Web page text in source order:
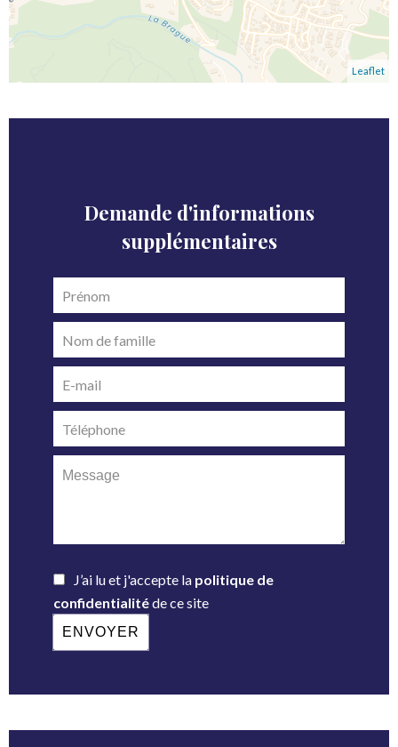
Leaflet
Demande d'informations
supplémentaires
J’ai lu et j'accepte la politique de
confidentialitéde ce site
ENVOYER